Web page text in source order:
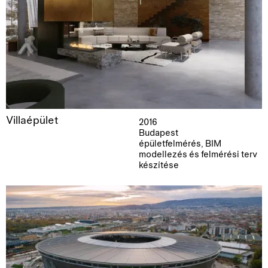
Villaépület
2016
Budapest
épületfelmérés, BIM
modellezés és felmérési terv
készítése